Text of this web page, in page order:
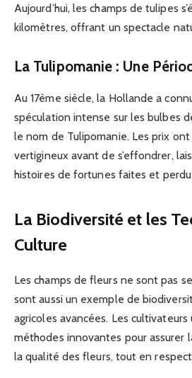
Aujourd’hui, les champs de tulipes
kilomètres, offrant un spectacle
La Tulipomanie : Une
Au 17ème siècle, la Hollande a
spéculation intense sur les bulbes
le nom de Tulipomanie. Les prix
vertigineux avant de s’effondrer,
histoires de fortunes faites et
La Biodiversité et les
Culture
Les champs de fleurs ne sont pas
sont aussi un exemple de
agricoles avancées. Les
méthodes innovantes pour assurer
la qualité des fleurs, tout en